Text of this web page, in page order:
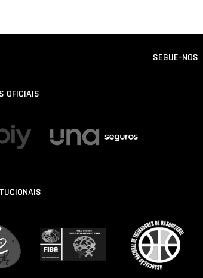
SEGUE-NOS
OFICIAIS